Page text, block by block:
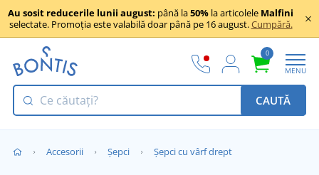
Au sosit reducerile lunii august: până la50% la articolele Malfini
selectate. Promoția este valabilă doar până pe 16 august.Cumpără.
0
MENU
CAUTĂ
Accesorii Șepci Șepci cu vârf drept